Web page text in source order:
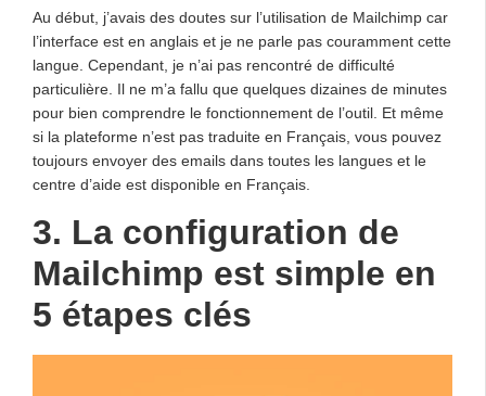
Au début, j’avais des doutes sur l’utilisation de Mailchimp car
l’interface est en anglais et je ne parle pas couramment cette
langue. Cependant, je n’ai pas rencontré de difficulté
particulière. Il ne m’a fallu que quelques dizaines de minutes
pour bien comprendre le fonctionnement de l’outil. Et même
si la plateforme n’est pas traduite en Français, vous pouvez
toujours envoyer des emails dans toutes les langues et le
centre d’aide est disponible en Français.
3. La configuration de
Mailchimp est simple en
5 étapes clés